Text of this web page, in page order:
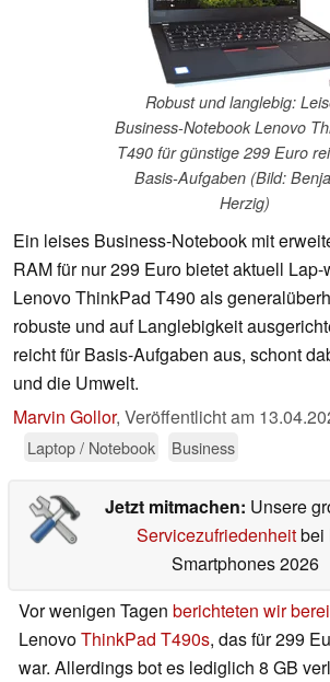
Robust und langlebig:
Business-Notebook Lenovo
T490 für günstige 299 Euro
Basis-Aufgaben (Bild:
Herzig)
Ein leises Business-Notebook mit
RAM für nur 299 Euro bietet aktuell
Lenovo ThinkPad T490 als
robuste und auf Langlebigkeit
reicht für Basis-Aufgaben aus, schont
und die Umwelt.
Marvin Gollor, Veröffentlicht am
Laptop / Notebook
Business
Jetzt mitmachen: Unsere
Servicezufriedenheitbei
Smartphones 2026
Vor wenigen Tagen berichteten wir
LenovoThinkPad T490s, das für 299
war. Allerdings bot es lediglich 8 GB